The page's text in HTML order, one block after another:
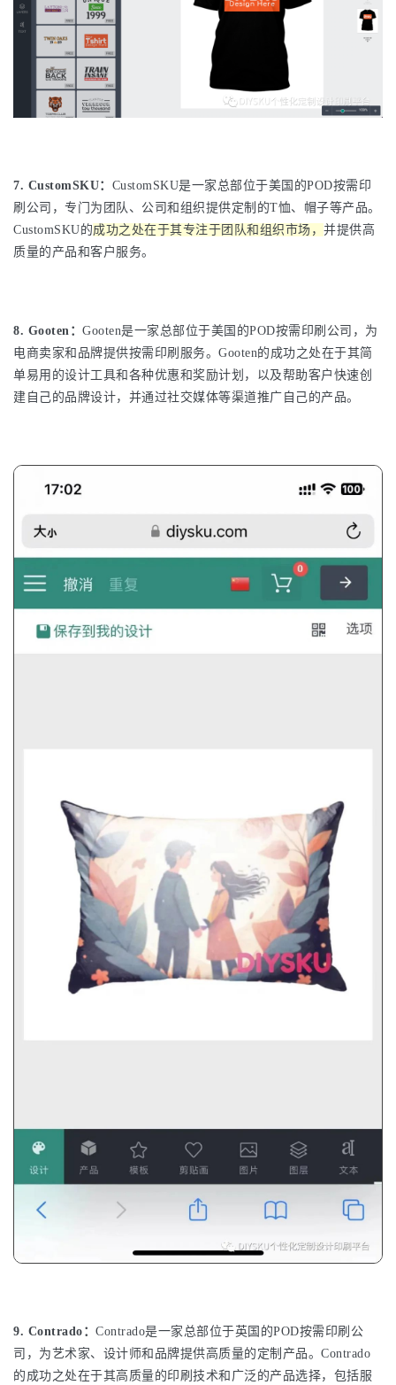
7. CustomSKU： CustomSKU是一家总部位于美国的POD按需印
刷公司，专门为团队、公司和组织提供定制的T恤、帽子等产品。
CustomSKU的成功之处在于其专注于团队和组织市场， 并提供高
质量的产品和客户服务。
8. Gooten： Gooten是一家总部位于美国的POD按需印刷公司，为
电商卖家和品牌提供按需印刷服务。Gooten的成功之处在于其简
单易用的设计工具和各种优惠和奖励计划，以及帮助客户快速创
建自己的品牌设计，并通过社交媒体等渠道推广自己的产品。
9. Contrado： Contrado是一家总部位于英国的POD按需印刷公
司，为艺术家、设计师和品牌提供高质量的定制产品。Contrado
的成功之处在于其高质量的印刷技术和广泛的产品选择，包括服